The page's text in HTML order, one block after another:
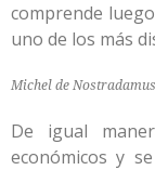
comprende
uno de los más
Michel de Nostradamus
De igual
económicos y